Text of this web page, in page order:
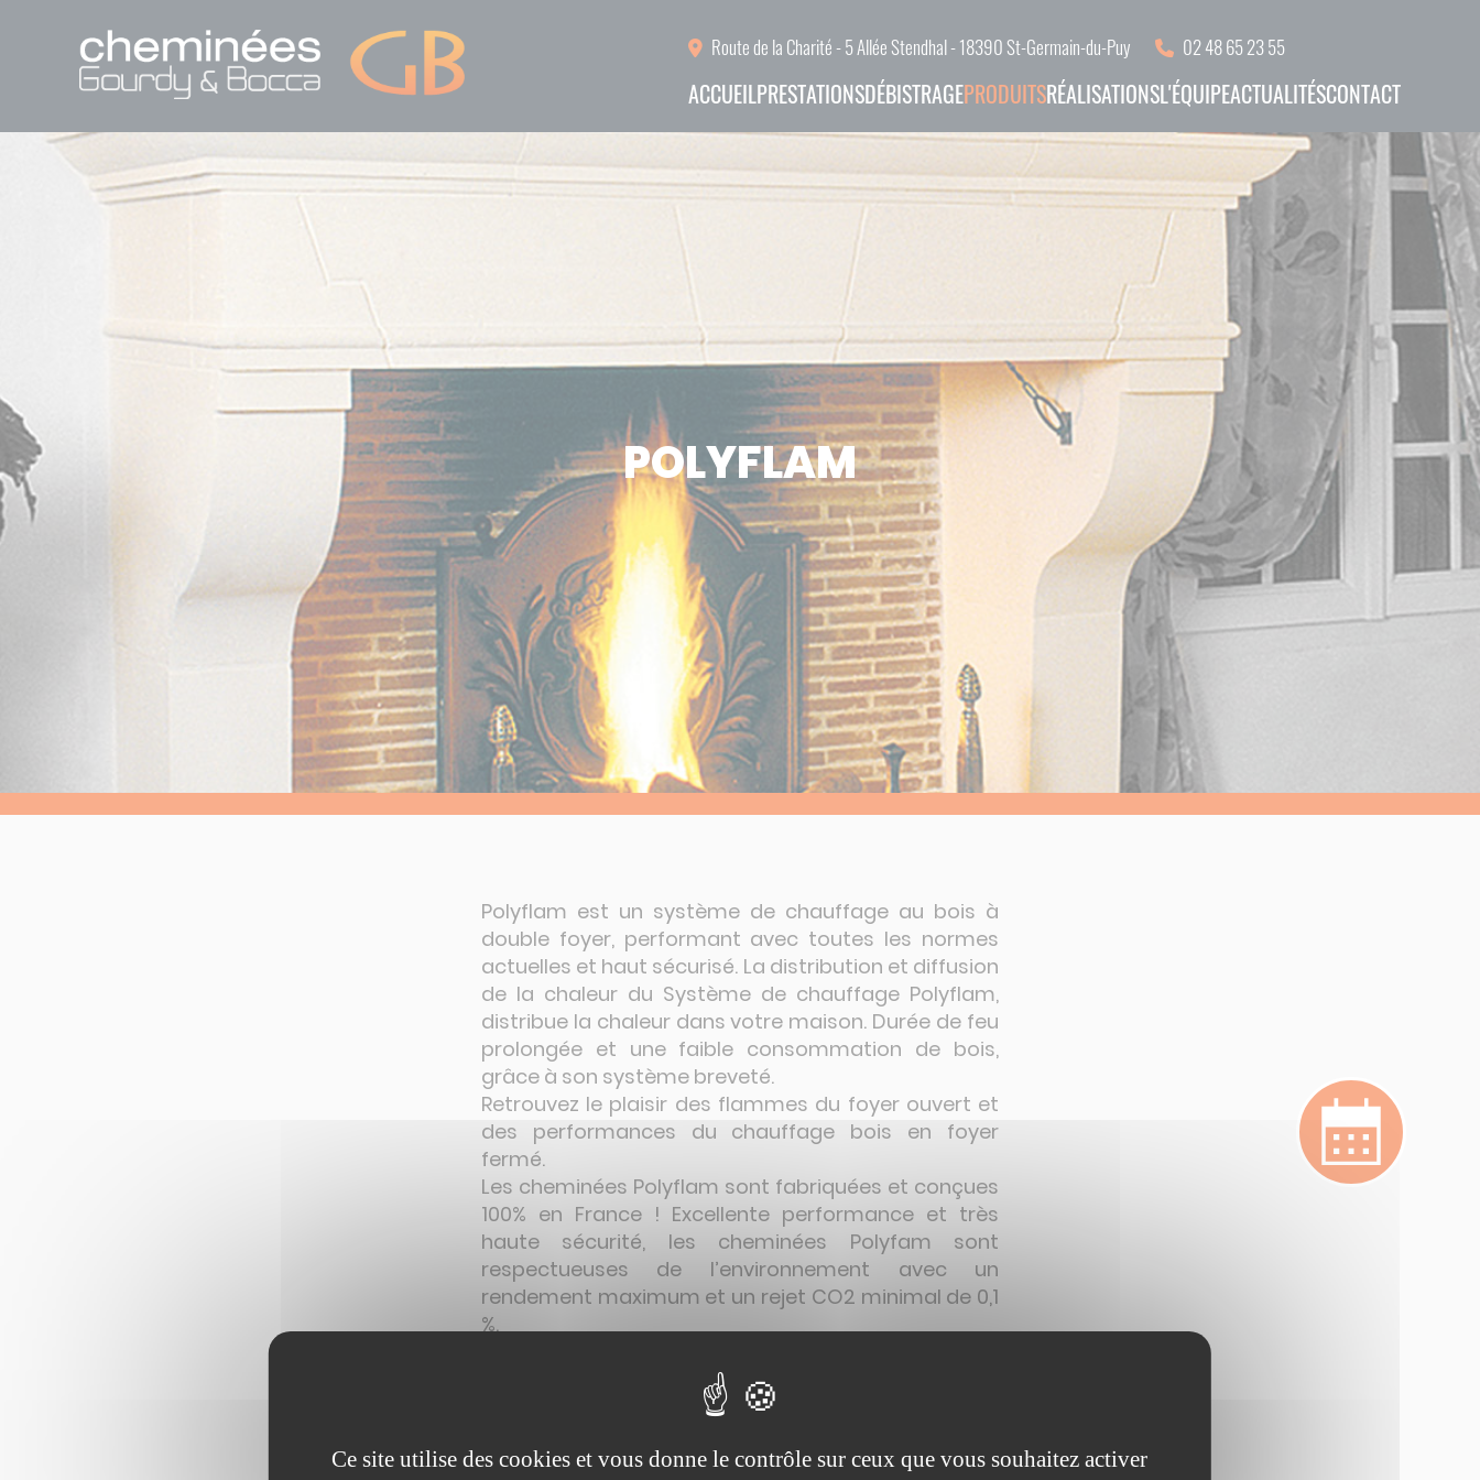
Route de la Charité - 5 Allée Stendhal - 18390 St-Germain-du-Puy 02 48 65 23 55
ACCUEILPRESTATIONSDÉBISTRAGEPRODUITSRÉALISATIONSL'ÉQUIPEACTUALITÉSCONTACT
ACCUEIL
DÉBISTRAGE
PRODUITS
RÉALISATIONS
L'ÉQUIPE
ACTUALITÉS
CONTACT
Route de la Charité
Allée Stendhal
18390 St-Germain-du-Puy
02 48 65 23 55
POLYFLAM
Polyflam est un système de chauffage au bois à
double foyer, performant avec toutes les normes
actuelles et haut sécurisé. La distribution et diffusion
de la chaleur du Système de chauffage Polyflam,
distribue la chaleur dans votre maison. Durée de feu
prolongée et une faible consommation de bois,
grâce à son système breveté.
Retrouvez le plaisir des flammes du foyer ouvert et
des performances du chauffage bois en foyer
fermé.
Les cheminées Polyflam sont fabriquées et conçues
100% en France ! Excellente performance et très
haute sécurité, les cheminées Polyfam sont
respectueuses de l’environnement avec un
rendement maximum et un rejet CO2 minimal de 0,1
%.
rénovation de cheminée authentique, qu'en création
de cheminée contemporaine (caisson ou habillage
Nous pouvons réaliser tout style d'habillage avec
Ce site utilise des cookies et vous donne le contrôle sur ceux que vous souhaitez activer